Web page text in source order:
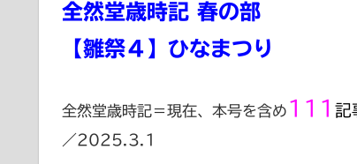
全然堂歳時記 春の部
【雛祭４】ひなまつり
全然堂歳時記＝現在、本号を含め 111 記
／2025.3.1